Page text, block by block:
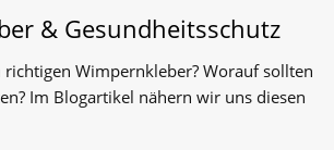
& Gesundheitsschutz
richtigen Wimpernkleber? Worauf sollten
Im Blogartikel nähern wir uns diesen